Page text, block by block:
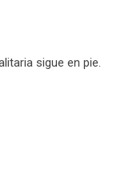
sigue en pie.